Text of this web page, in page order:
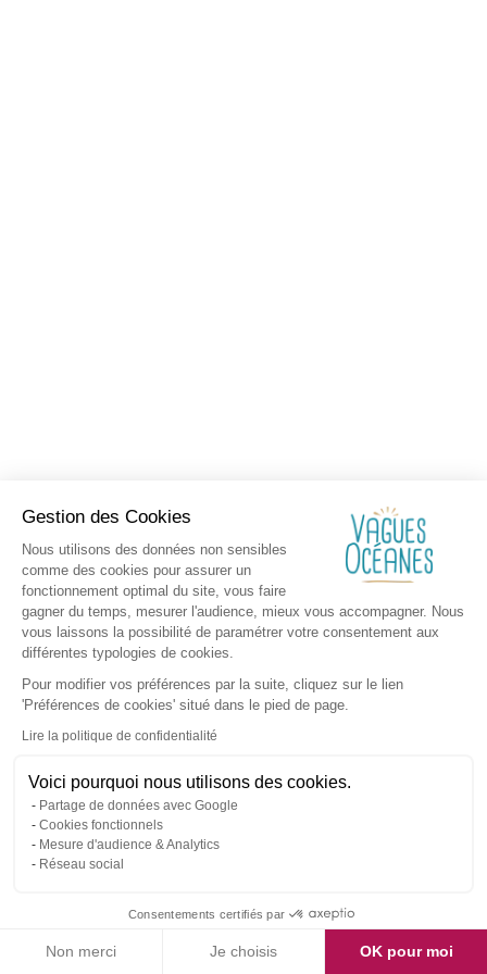
Gestion des Cookies
Nous utilisons des données non sensibles
comme des cookies pour assurer un
fonctionnement optimal du site, vous faire
gagner du temps, mesurer l'audience, mieux vous accompagner. Nous
vous laissons la possibilité de paramétrer votre consentement aux
différentes typologies de cookies.
Pour modifier vos préférences par la suite, cliquez sur le lien
'Préférences de cookies' situé dans le pied de page.
Lire la politique de confidentialité
Voici pourquoi nous utilisons des cookies.
Partage de données avec Google
Cookies fonctionnels
Mesure d'audience & Analytics
Réseau social
Consentements certifiés par
Non merci Je choisis OK pour moi